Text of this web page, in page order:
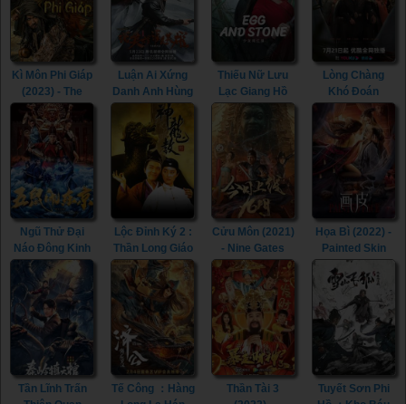
Kì Môn Phi Giáp
(2023) - The
Thousand
Faces of Feijia
(2023)
Luận Ai Xứng
Danh Anh Hùng
(2022) - Heroes
(2022)
Thiếu Nữ Lưu
Lạc Giang Hồ
(2023) - Egg and
Stone (Girl's
Lòng Chàng
Khó Đoán
(2023) -
Extremely
Perilous Love
(2023)
Ngũ Thử Đại
Náo Đông Kinh
(2022) - The
Invincible
Constable
(2022)
Lộc Đỉnh Ký 2 :
Thần Long Giáo
(1992) - Royal
Tramp 2 (1992)
Cửu Môn (2021)
- Nine Gates
(2021)
Họa Bì (2022) -
Painted Skin
(2022)
Tần Lĩnh Trấn
Tế Công ：Hàng
Thần Tài 3
Tuyết Sơn Phi